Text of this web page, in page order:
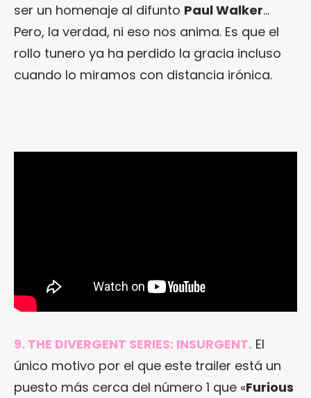
ser un homenaje al difunto Paul Walker…
Pero, la verdad, ni eso nos anima. Es que el
rollo tunero ya ha perdido la gracia incluso
cuando lo miramos con distancia irónica.
9. THE DIVERGENT SERIES: INSURGENT. El
único motivo por el que este trailer está un
puesto más cerca del número 1 que «Furious